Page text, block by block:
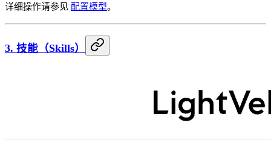
详细操作请参见 配置模型。
3. 技能（Skills）